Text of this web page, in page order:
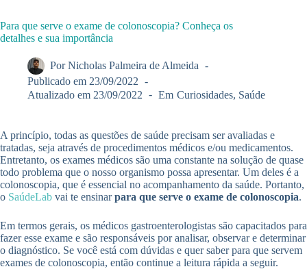
Para que serve o exame de colonoscopia? Conheça os
detalhes e sua importância
Por Nicholas Palmeira de Almeida
Publicado em 23/09/2022
Atualizado em 23/09/2022 Em Curiosidades, Saúde
A princípio, todas as questões de saúde precisam ser avaliadas e
tratadas, seja através de procedimentos médicos e/ou medicamentos.
Entretanto, os exames médicos são uma constante na solução de quase
todo problema que o nosso organismo possa apresentar. Um deles é a
colonoscopia, que é essencial no acompanhamento da saúde. Portanto,
o SaúdeLab vai te ensinarpara que serve o exame de colonoscopia.
Em termos gerais, os médicos gastroenterologistas são capacitados para
fazer esse exame e são responsáveis por analisar, observar e determinar
o diagnóstico. Se você está com dúvidas e quer saber para que servem
exames de colonoscopia, então continue a leitura rápida a seguir.